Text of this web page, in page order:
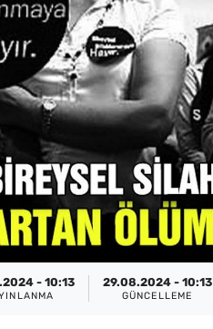
- 10:13 29.08.2024 - 10:13
GÜNCELLEME